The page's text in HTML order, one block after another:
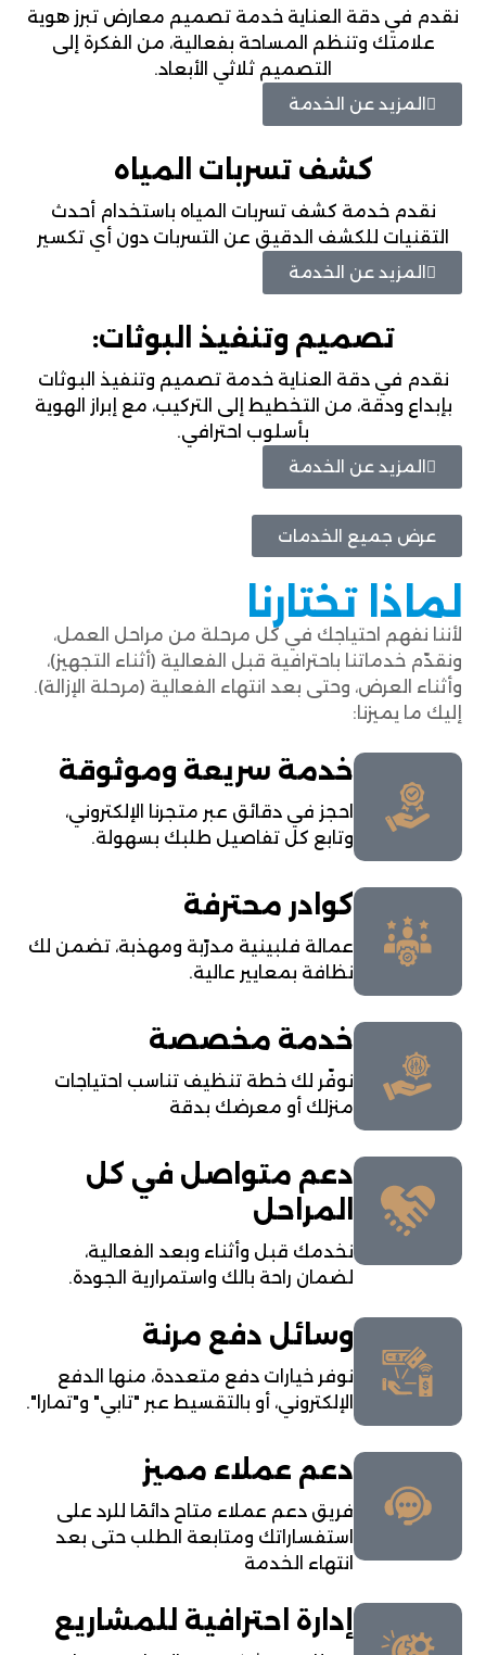
نقدم في دقة العناية خدمة تصميم معارض تبرز هوية
علامتك وتنظم المساحة بفعالية، من الفكرة إلى
التصميم ثلاثي الأبعاد.
المزيد عن الخدمة
كشف تسربات المياه
نقدم خدمة كشف تسربات المياه باستخدام أحدث
التقنيات للكشف الدقيق عن التسربات دون أي تكسير
المزيد عن الخدمة
تصميم وتنفيذ البوثات:
نقدم في دقة العناية خدمة تصميم وتنفيذ البوثات
بإبداع ودقة، من التخطيط إلى التركيب، مع إبراز الهوية
بأسلوب احترافي.
المزيد عن الخدمة
عرض جميع الخدمات
لماذا تختارنا
لأننا نفهم احتياجك في كل مرحلة من مراحل العمل،
ونقدّم خدماتنا باحترافية قبل الفعالية (أثناء التجهيز)،
وأثناء العرض، وحتى بعد انتهاء الفعالية (مرحلة الإزالة).
إليك ما يميزنا:
خدمة سريعة وموثوقة
احجز في دقائق عبر متجرنا الإلكتروني،
وتابع كل تفاصيل طلبك بسهولة.
كوادر محترفة
عمالة فلبينية مدرّبة ومهذبة، تضمن لك
نظافة بمعايير عالية.
خدمة مخصصة
نوفّر لك خطة تنظيف تناسب احتياجات
منزلك أو معرضك بدقة
دعم متواصل في كل
المراحل
نخدمك قبل وأثناء وبعد الفعالية،
لضمان راحة بالك واستمرارية الجودة.
وسائل دفع مرنة
نوفر خيارات دفع متعددة، منها الدفع
الإلكتروني، أو بالتقسيط عبر "تابي" و"تمارا".
دعم عملاء مميز
فريق دعم عملاء متاح دائمًا للرد على
استفساراتك ومتابعة الطلب حتى بعد
انتهاء الخدمة
إدارة احترافية للمشاريع